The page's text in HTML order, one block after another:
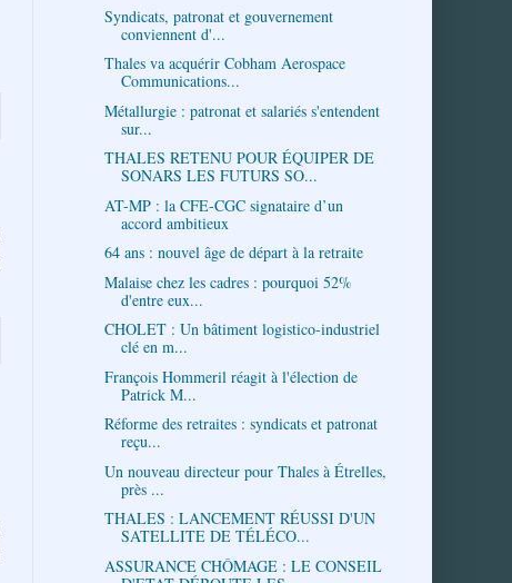
Syndicats, patronat et gouvernement
conviennent d'...
Thales va acquérir Cobham Aerospace
Communications...
Métallurgie : patronat et salariés s'entendent
sur...
THALES RETENU POUR ÉQUIPER DE
SONARS LES FUTURS SO...
AT-MP : la CFE-CGC signataire d’un
accord ambitieux
64 ans : nouvel âge de départ à la retraite
Malaise chez les cadres : pourquoi 52%
d'entre eux...
CHOLET : Un bâtiment logistico-industriel
clé en m...
François Hommeril réagit à l'élection de
Patrick M...
Réforme des retraites : syndicats et patronat
reçu...
Un nouveau directeur pour Thales à Étrelles,
près ...
THALES : LANCEMENT RÉUSSI D'UN
SATELLITE DE TÉLÉCO...
ASSURANCE CHÔMAGE : LE CONSEIL